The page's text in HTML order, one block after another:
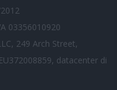
03356010920
249 Arch Street,
datacenter di